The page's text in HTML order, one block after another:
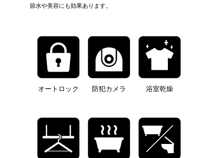
節水や美容にも効果あります。
オートロック 防犯カメラ 浴室乾燥